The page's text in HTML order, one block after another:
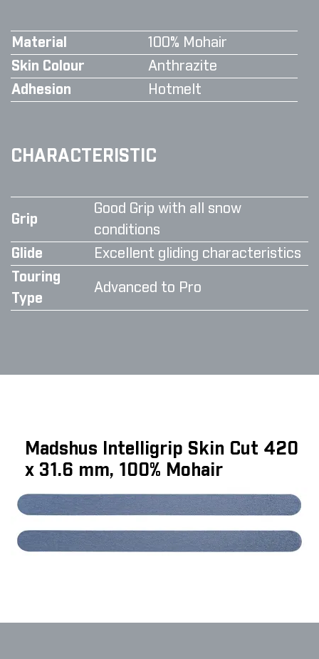
Material
100% Mohair
Skin Colour
Anthrazite
Adhesion
Hotmelt
CHARACTERISTIC
Grip
Good Grip with all snow
conditions
Glide
Excellent gliding characteristics
Touring
Type
Advanced to Pro
Madshus Intelligrip Skin Cut 420
x 31.6 mm, 100% Mohair